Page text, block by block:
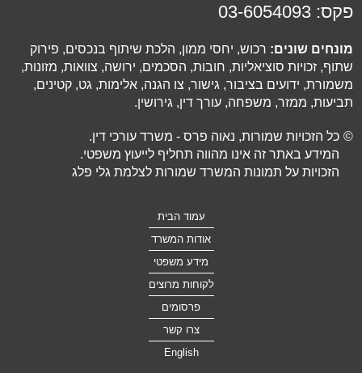
פקס: 03-6054093
מונחים שונים: רכוש, יחסי ממון, הלכת שיתוף בנכסים, פירוק
שתוף, זכויות סוציאליות, חובות, הסכמים, ירושה, צוואות, מזונות,
משמורת, ידועים בציבור, גישור, צו הגנה, אלימות, גט, קטינים,
תביעות, ממזר, משפחה, עורך דין, גירושין.
© כל הזכויות שמורות, נאוה פרס - משרד עורכי דין.
המידע באתר זה אינו מהווה תחליף לייעוץ משפטי.
הזכויות על תמונות המשרד שמורות לצלמת גלי פלג
עמוד הבית
אודות המשרד
מידע משפטי
לקוחות מרוצים
פרסומים
צרו קשר
English